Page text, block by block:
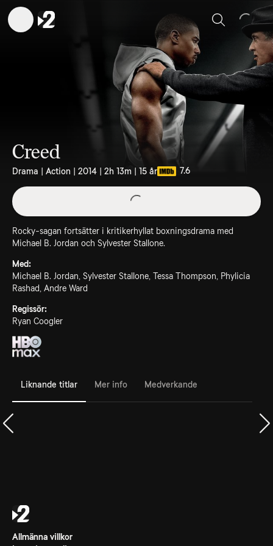
Sök
Creed
Drama | Action | 2014 | 2h 13m | 15 år 7.6
Rocky-sagan fortsätter i kritikerhyllat boxningsdrama med
Michael B. Jordan och Sylvester Stallone.
Med:
Michael B. Jordan, Sylvester Stallone, Tessa Thompson, Phylicia
Rashad, Andre Ward
Regissör:
Ryan Coogler
Liknande titlar Mer info Medverkande
Allmänna villkor